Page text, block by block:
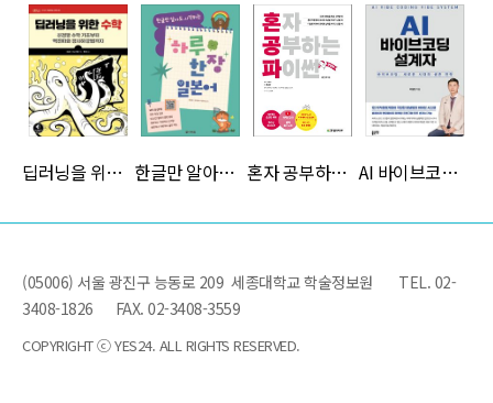
>
딥러닝을 위한 수학
>
한글만 알아도 시작하는 하루 한 장 일본어
>
혼자 공부하는 파이썬(개정판)
>
AI 바이브코딩 설계자
(05006) 서울 광진구 능동로 209 세종대학교 학술정보원
TEL. 02-
3408-1826
FAX. 02-3408-3559
COPYRIGHT ⓒ YES24. ALL RIGHTS RESERVED.